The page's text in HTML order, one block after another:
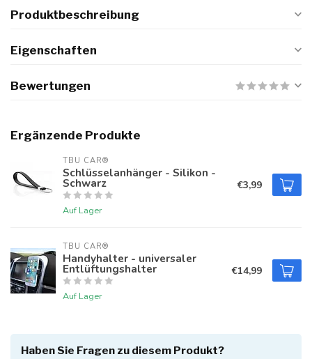
Produktbeschreibung
Eigenschaften
Bewertungen
Ergänzende Produkte
TBU CAR®
Schlüsselanhänger - Silikon -
Schwarz
Auf Lager
€3,99
TBU CAR®
Handyhalter - universaler
Entlüftungshalter
Auf Lager
€14,99
Haben Sie Fragen zu diesem Produkt?